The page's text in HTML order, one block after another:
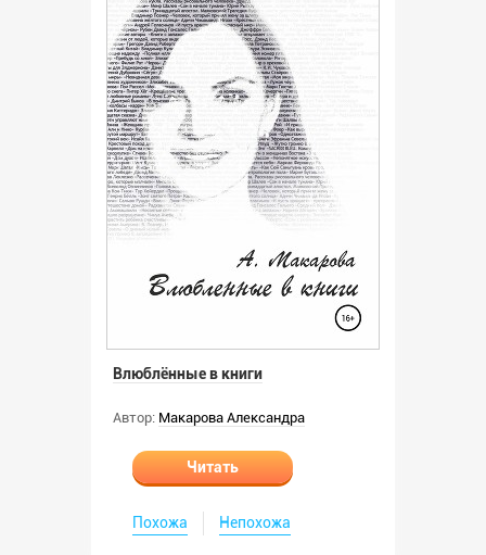
Влюблённые в книги
Автор: Макарова Александра
Читать
Похожа Непохожа